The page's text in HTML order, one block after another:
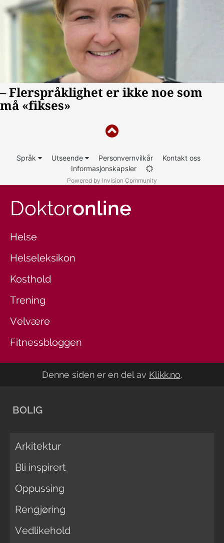
Språk Utseende Personvernvilkår
Kontakt oss
Informasjonskapsler
Powered by Invision Community
Doktoronline
Helse
Helseleksikon
Kosthold
Trening
Velvære
Fitnessbloggen
Denne siden er en del av Klikk.no.
BOLIG
Arkitektur
Bli inspirert
Oppussing
Rengjøring
Vedlikehold